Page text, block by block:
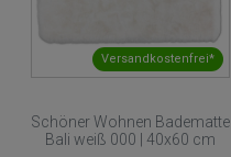
Versandkostenfrei*
Schöner Wohnen Badematte
Bali weiß 000 | 40x60 cm